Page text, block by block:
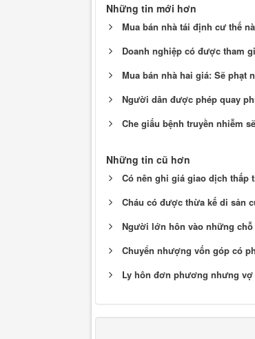
Những tin mới hơn
Mua bán nhà tái định cư thế
Doanh nghiệp có được tham
Mua bán nhà hai giá: Sẽ phạt
Người dân được phép quay
Che giấu bệnh truyền nhiễm
Những tin cũ hơn
Có nên ghi giá giao dịch thấp
Cháu có được thừa kế di sản
Người lớn hôn vào những
Chuyển nhượng vốn góp có
Ly hôn đơn phương nhưng